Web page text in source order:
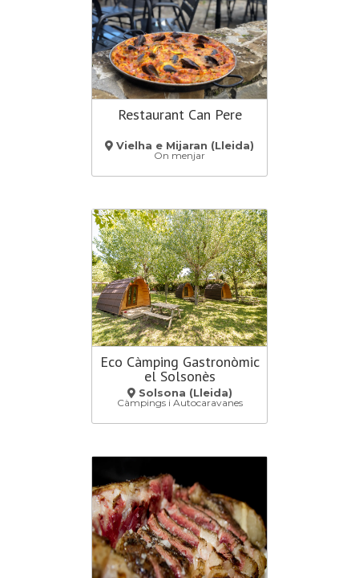
Restaurant Can Pere
Vielha e Mijaran (Lleida)
On menjar
Eco Càmping Gastronòmic
el Solsonès
Solsona (Lleida)
Càmpings i Autocaravanes